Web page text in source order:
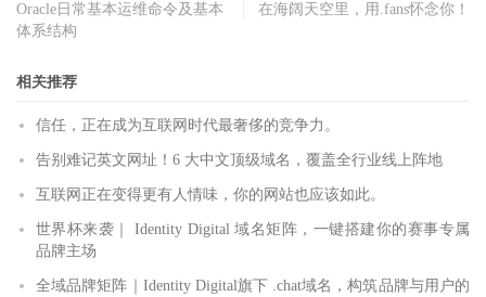
Oracle日常基本运维命令及基本
体系结构
在海阔天空里，用.fans怀念你！
相关推荐
信任，正在成为互联网时代最奢侈的竞争力。
告别难记英文网址！6 大中文顶级域名，覆盖全行业线上阵地
互联网正在变得更有人情味，你的网站也应该如此。
世界杯来袭｜ Identity Digital 域名矩阵，一键搭建你的赛事专属
品牌主场
全域品牌矩阵｜Identity Digital旗下 .chat域名，构筑品牌与用户的